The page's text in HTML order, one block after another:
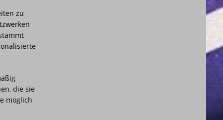
zu
die sie
möglich